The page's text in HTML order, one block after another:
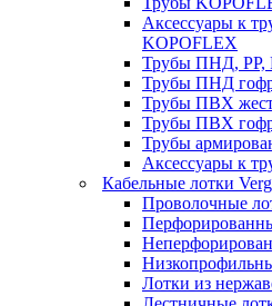
Аксессуары к
KOPOFLEX
Трубы ПНД, РР,
Трубы ПНД
Трубы ПВХ
Трубы ПВХ
Трубы
Аксессуары к
Кабельные лотки
Проволочные
Лотки из